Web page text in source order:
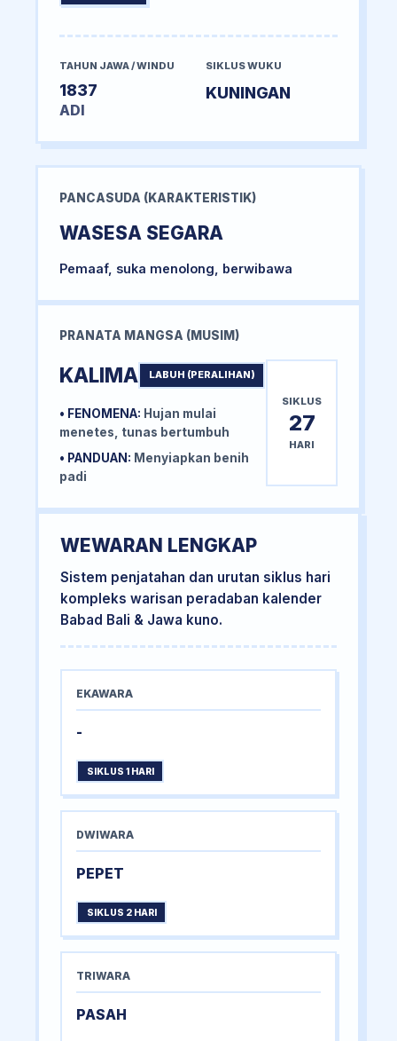
TAHUN JAWA / WINDU
1837
ADI
SIKLUS WUKU
KUNINGAN
PANCASUDA (KARAKTERISTIK)
WASESA SEGARA
Pemaaf, suka menolong, berwibawa
PRANATA MANGSA (MUSIM)
KALIMA LABUH (PERALIHAN)
• FENOMENA: Hujan mulai
menetes, tunas bertumbuh
• PANDUAN: Menyiapkan benih
padi
SIKLUS
27
HARI
WEWARAN LENGKAP
Sistem penjatahan dan urutan siklus hari
kompleks warisan peradaban kalender
Babad Bali & Jawa kuno.
EKAWARA
-
SIKLUS 1 HARI
DWIWARA
PEPET
SIKLUS 2 HARI
TRIWARA
PASAH